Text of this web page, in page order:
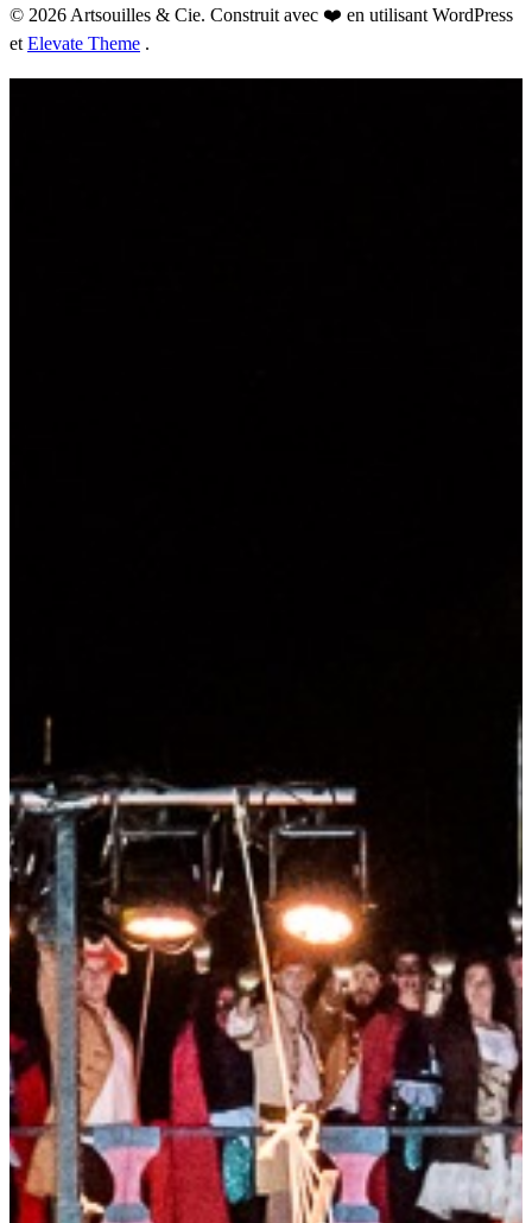
© 2026 Artsouilles & Cie. Construit avec ❤️ en utilisant WordPress
et Elevate Theme .